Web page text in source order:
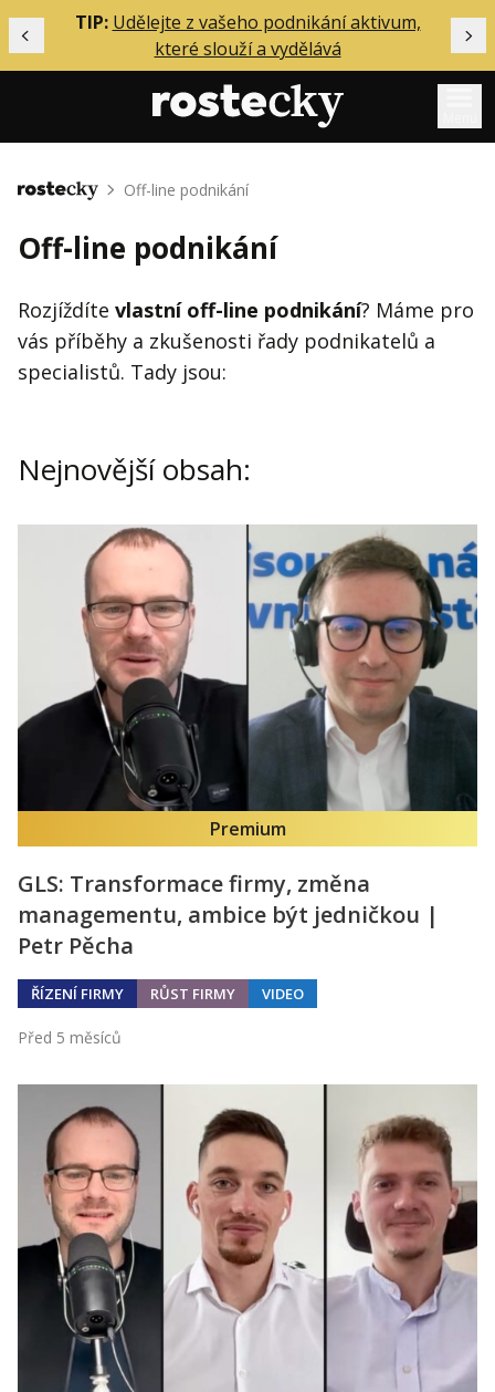
Předchozí
TIP: Udělejte z vašeho podnikání aktivum,
které slouží a vydělává
Mentoring
Solo
Akce
Inzerce
O mně
Přihlášení
Obchodní podmínky
Hledaná fráze Hledat
Domů Off-line podnikání
Off-line podnikání
Rozjíždíte vlastní off-line podnikání? Máme pro
vás příběhy a zkušenosti řady podnikatelů a
specialistů. Tady jsou:
Nejnovější obsah:
Premium
GLS: Transformace firmy, změna
managementu, ambice být jedničkou |
Petr Pěcha
ŘÍZENÍ FIRMY RŮST FIRMY VIDEO
Před 5 měsíců